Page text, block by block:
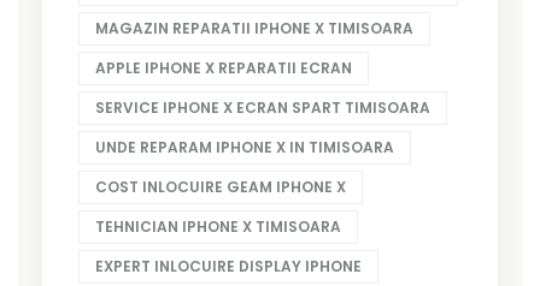
MAGAZIN REPARATII IPHONE X TIMISOARA
APPLE IPHONE X REPARATII ECRAN
SERVICE IPHONE X ECRAN SPART TIMISOARA
UNDE REPARAM IPHONE X IN TIMISOARA
COST INLOCUIRE GEAM IPHONE X
TEHNICIAN IPHONE X TIMISOARA
EXPERT INLOCUIRE DISPLAY IPHONE